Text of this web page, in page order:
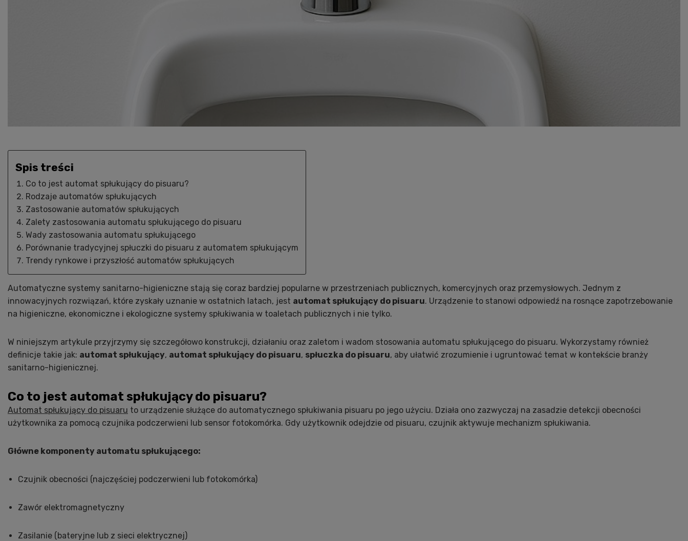
Spis treści
Co to jest automat spłukujący do pisuaru?
Rodzaje automatów spłukujących
Zastosowanie automatów spłukujących
Zalety zastosowania automatu spłukującego do pisuaru
Wady zastosowania automatu spłukującego
Porównanie tradycyjnej spłuczki do pisuaru z automatem spłukującym
Trendy rynkowe i przyszłość automatów spłukujących
Automatyczne systemy sanitarno-higieniczne stają się coraz bardziej popularne w przestrzeniach publicznych, komercyjnych oraz przemysłowych. Jednym z
innowacyjnych rozwiązań, które zyskały uznanie w ostatnich latach, jest automat spłukujący do pisuaru. Urządzenie to stanowi odpowiedź na rosnące zapotrzebowanie
na higieniczne, ekonomiczne i ekologiczne systemy spłukiwania w toaletach publicznych i nie tylko.
W niniejszym artykule przyjrzymy się szczegółowo konstrukcji, działaniu oraz zaletom i wadom stosowania automatu spłukującego do pisuaru. Wykorzystamy również
definicje takie jak: automat spłukujący, automat spłukujący do pisuaru, spłuczka do pisuaru, aby ułatwić zrozumienie i ugruntować temat w kontekście branży
sanitarno-higienicznej.
Co to jest automat spłukujący do pisuaru?
Automat spłukujący do pisuaru to urządzenie służące do automatycznego spłukiwania pisuaru po jego użyciu. Działa ono zazwyczaj na zasadzie detekcji obecności
użytkownika za pomocą czujnika podczerwieni lub sensor fotokomórka. Gdy użytkownik odejdzie od pisuaru, czujnik aktywuje mechanizm spłukiwania.
Główne komponenty automatu spłukującego:
Czujnik obecności (najczęściej podczerwieni lub fotokomórka)
Zawór elektromagnetyczny
Zasilanie (bateryjne lub z sieci elektrycznej)